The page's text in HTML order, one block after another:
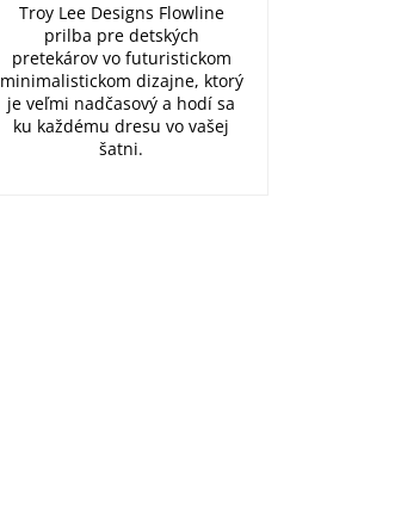
Troy Lee Designs Flowline
prilba pre detských
pretekárov vo futuristickom
minimalistickom dizajne, ktorý
je veľmi nadčasový a hodí sa
ku každému dresu vo vašej
šatni.